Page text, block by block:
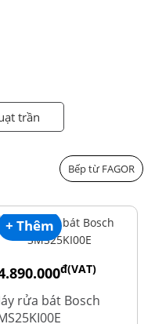
trần
Bếp từ FAGOR
+ Thêm
đ(VAT)
rửa bát Bosch